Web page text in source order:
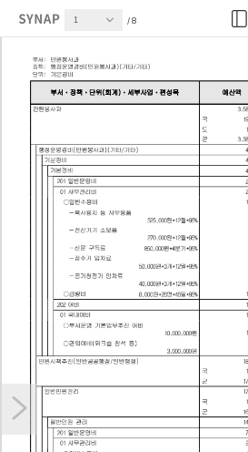
현재 페이지 8